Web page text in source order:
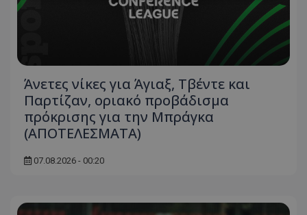
Άνετες νίκες για Άγιαξ, Τβέντε και
Παρτίζαν, οριακό προβάδισμα
πρόκρισης για την Μπράγκα
(ΑΠΟΤΕΛΕΣΜΑΤΑ)
07.08.2026 - 00:20